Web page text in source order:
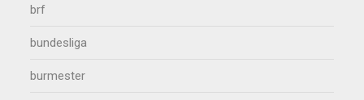
brf
bundesliga
burmester